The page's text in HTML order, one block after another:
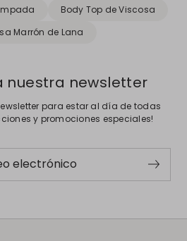
Body Top de Viscosa
Marrón de Lana
nuestra newsletter
para estar al día de todas
y promociones especiales!
electrónico